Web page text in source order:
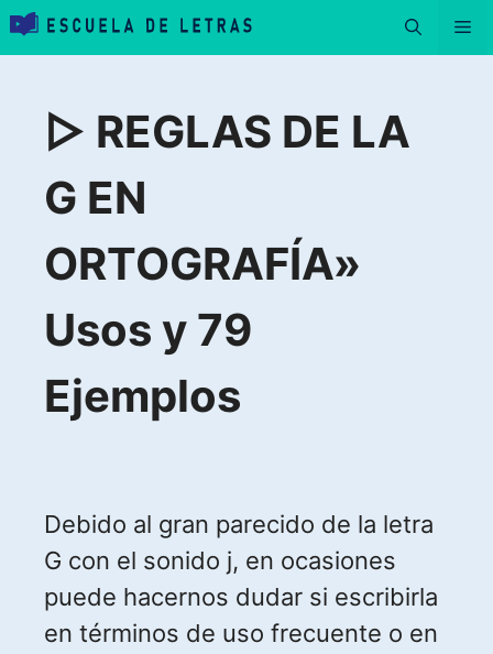
Saltar
contenido▷ REGLAS DE LA
G EN
ORTOGRAFÍA»
Usos y 79
Ejemplos
Debido al gran parecido de la letra
G con el sonido j, en ocasiones
puede hacernos dudar si escribirla
en términos de uso frecuente o en